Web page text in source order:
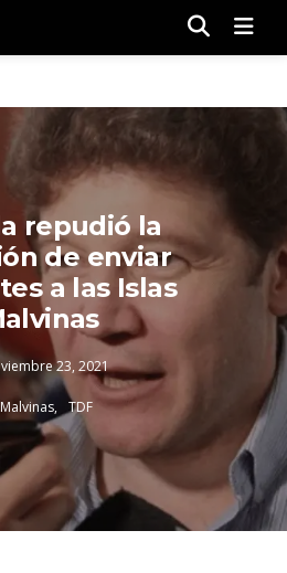
repudió la
de enviar
a las Islas
23, 2021
Malvinas TDF